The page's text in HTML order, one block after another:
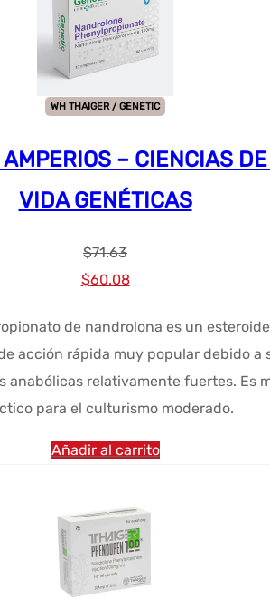
WH THAIGER / GENETIC
AMPERIOS – CIENCIAS
VIDA GENÉTICAS
$71.63
El
original
era:
$71.63.
$60.08El
actual
es:
$60.08.
de nandrolona es un esteroide
acción rápida muy popular debido a
anabólicas relativamente fuertes. Es
para el culturismo moderado.
Añadir al carrito